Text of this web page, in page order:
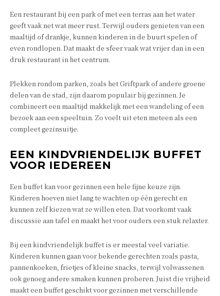
Een restaurant bij een park of met een terras aan het water
geeft vaak net wat meer rust. Terwijl ouders genieten van een
maaltijd of drankje, kunnen kinderen in de buurt spelen of
even rondlopen. Dat maakt de sfeer vaak wat vrijer dan in een
druk restaurant in het centrum.
Plekken rondom parken, zoals het Griftpark of andere groene
delen van de stad, zijn daarom populair bij gezinnen. Je
combineert een maaltijd makkelijk met een wandeling of een
bezoek aan een speeltuin. Zo voelt uit eten meteen als een
compleet gezinsuitje.
EEN KINDVRIENDELIJK BUFFET
VOOR IEDEREEN
Een buffet kan voor gezinnen een hele fijne keuze zijn.
Kinderen hoeven niet lang te wachten op één gerecht en
kunnen zelf kiezen wat ze willen eten. Dat voorkomt vaak
discussie aan tafel en maakt het voor ouders een stuk relaxter.
Bij een kindvriendelijk buffet is er meestal veel variatie.
Kinderen kunnen gaan voor bekende gerechten zoals pasta,
pannenkoeken, frietjes of kleine snacks, terwijl volwassenen
ook genoeg andere smaken kunnen proberen. Juist die vrijheid
maakt een buffet geschikt voor gezinnen met verschillende